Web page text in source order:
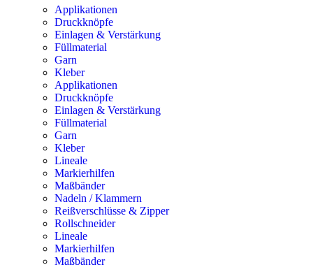
Applikationen
Druckknöpfe
Einlagen & Verstärkung
Füllmaterial
Garn
Kleber
Applikationen
Druckknöpfe
Einlagen & Verstärkung
Füllmaterial
Garn
Kleber
Lineale
Markierhilfen
Maßbänder
Nadeln / Klammern
Reißverschlüsse & Zipper
Rollschneider
Lineale
Markierhilfen
Maßbänder